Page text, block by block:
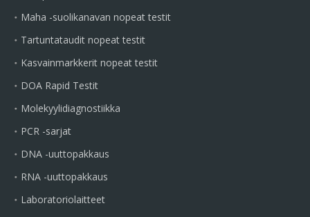
Maha -suolikanavan nopeat testit
Tartuntataudit nopeat testit
Kasvainmarkkerit nopeat testit
DOA Rapid Testit
Molekyylidiagnostiikka
PCR -sarjat
DNA -uuttopakkaus
RNA -uuttopakkaus
Laboratoriolaitteet